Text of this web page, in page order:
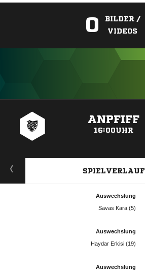
0
BILDER /
VIDEOS
ANPFIFF
16:00UHR
SPIELVERLAUF
Auswechslung
  
Auswechslung
  
Auswechslung